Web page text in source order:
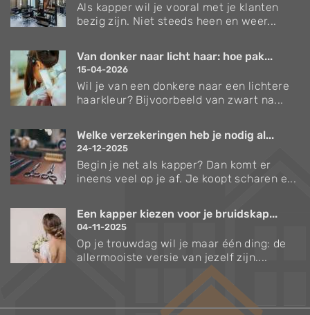
Als kapper wil je vooral met je klanten
bezig zijn. Niet steeds heen en weer...
Van donker naar licht haar: hoe pak...
15-04-2026
Wil je van een donkere naar een lichtere
haarkleur? Bijvoorbeeld van zwart na...
Welke verzekeringen heb je nodig al...
24-12-2025
Begin je net als kapper? Dan komt er
ineens veel op je af. Je koopt scharen e...
Een kapper kiezen voor je bruidskap...
04-11-2025
Op je trouwdag wil je maar één ding: de
allermooiste versie van jezelf zijn....